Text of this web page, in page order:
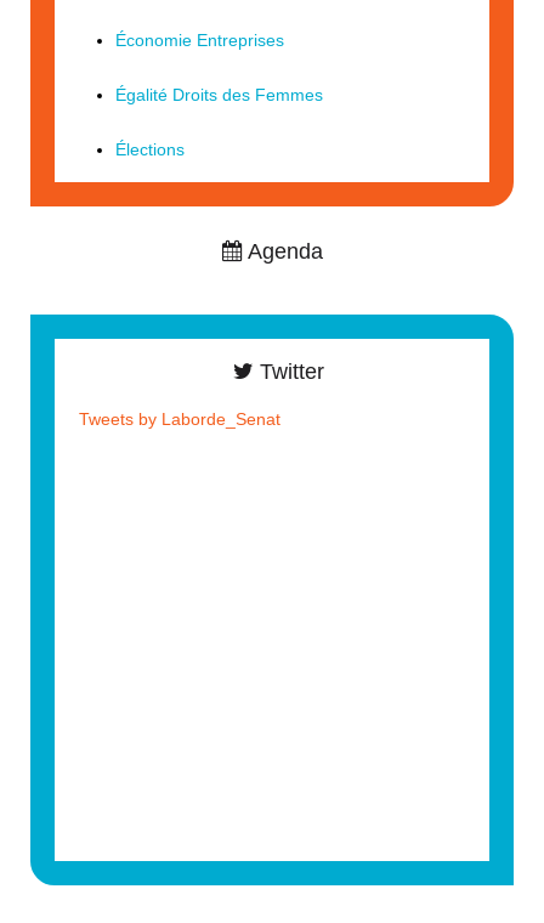
Économie Entreprises
Égalité Droits des Femmes
Élections
Agenda
Twitter
Tweets by Laborde_Senat